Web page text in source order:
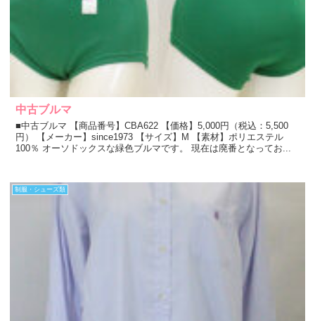
中古ブルマ
■中古ブルマ 【商品番号】CBA622 【価格】5,000円（税込：5,500
円） 【メーカー】since1973 【サイズ】M 【素材】ポリエステル
100％ オーソドックスな緑色ブルマです。 現在は廃番となってお...
制服・シューズ類